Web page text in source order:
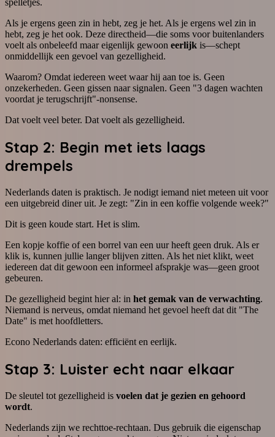
Als je ergens geen zin in hebt, zeg je het. Als je ergens wel zin in
hebt, zeg je het ook. Deze directheid—die soms voor buitenlanders
voelt als onbeleefd maar eigenlijk gewoon eerlijk is—schept
onmiddellijk een gevoel van gezelligheid.
Waarom? Omdat iedereen weet waar hij aan toe is. Geen
onzekerheden. Geen gissen naar signalen. Geen "3 dagen wachten
voordat je terugschrijft"-nonsense.
Dat voelt veel beter. Dat voelt als gezelligheid.
Stap 2: Begin met iets laags
drempels
Nederlands daten is praktisch. Je nodigt iemand niet meteen uit voor
een uitgebreid diner uit. Je zegt: "Zin in een koffie volgende week?"
Dit is geen koude start. Het is slim.
Een kopje koffie of een borrel van een uur heeft geen druk. Als er
klik is, kunnen jullie langer blijven zitten. Als het niet klikt, weet
iedereen dat dit gewoon een informeel afsprakje was—geen groot
gebeuren.
De gezelligheid begint hier al: in het gemak van de verwachting.
Niemand is nerveus, omdat niemand het gevoel heeft dat dit "The
Date" is met hoofdletters.
Econo Nederlands daten: efficiënt en eerlijk.
Stap 3: Luister echt naar elkaar
De sleutel tot gezelligheid is voelen dat je gezien en gehoord
wordt.
Nederlands zijn we rechttoe-rechtaan. Dus gebruik die eigenschap